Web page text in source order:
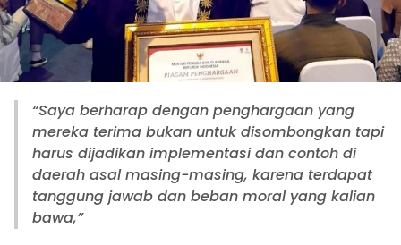
“Saya berharap dengan penghargaan yang
mereka terima bukan untuk disombongkan tapi
harus dijadikan implementasi dan contoh di
daerah asal masing-masing, karena terdapat
tanggung jawab dan beban moral yang kalian
bawa,”